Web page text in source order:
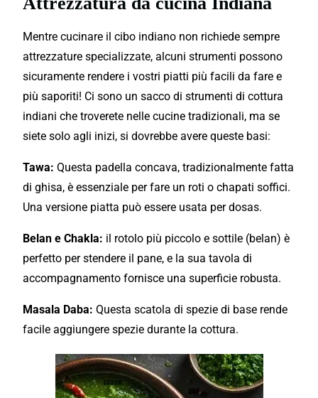
Mentre cucinare il cibo indiano non richiede sempre
attrezzature specializzate, alcuni strumenti possono
sicuramente rendere i vostri piatti più facili da fare e
più saporiti! Ci sono un sacco di strumenti di cottura
indiani che troverete nelle cucine tradizionali, ma se
siete solo agli inizi, si dovrebbe avere queste basi:
Tawa: Questa padella concava, tradizionalmente fatta
di ghisa, è essenziale per fare un roti o chapati soffici.
Una versione piatta può essere usata per dosas.
Belan e Chakla: il rotolo più piccolo e sottile (belan) è
perfetto per stendere il pane, e la sua tavola di
accompagnamento fornisce una superficie robusta.
Masala Daba: Questa scatola di spezie di base rende
facile aggiungere spezie durante la cottura.